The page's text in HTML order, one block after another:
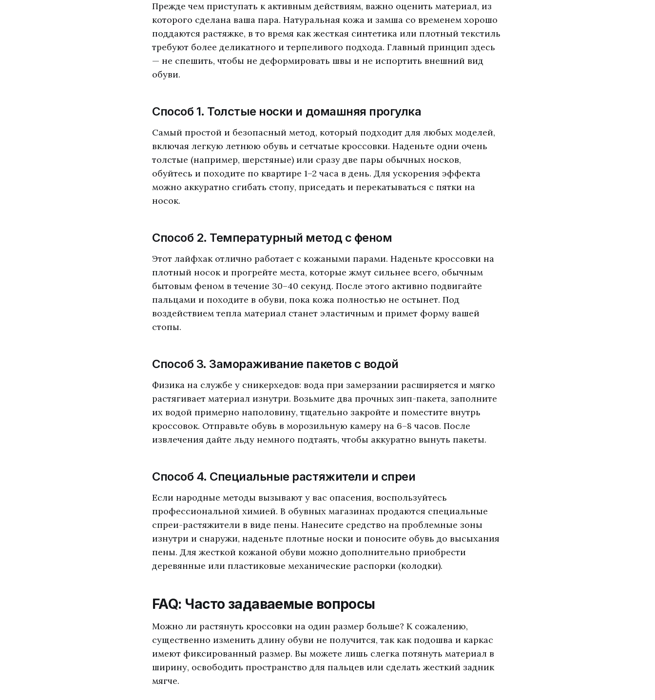
Прежде чем приступать к активным действиям, важно оценить материал, из
которого сделана ваша пара. Натуральная кожа и замша со временем хорошо
поддаются растяжке, в то время как жесткая синтетика или плотный текстиль
требуют более деликатного и терпеливого подхода. Главный принцип здесь
— не спешить, чтобы не деформировать швы и не испортить внешний вид
обуви.
Способ 1. Толстые носки и домашняя прогулка
Самый простой и безопасный метод, который подходит для любых моделей,
включая легкую летнюю обувь и сетчатые кроссовки. Наденьте одни очень
толстые (например, шерстяные) или сразу две пары обычных носков,
обуйтесь и походите по квартире 1–2 часа в день. Для ускорения эффекта
можно аккуратно сгибать стопу, приседать и перекатываться с пятки на
носок.
Способ 2. Температурный метод с феном
Этот лайфхак отлично работает с кожаными парами. Наденьте кроссовки на
плотный носок и прогрейте места, которые жмут сильнее всего, обычным
бытовым феном в течение 30–40 секунд. После этого активно подвигайте
пальцами и походите в обуви, пока кожа полностью не остынет. Под
воздействием тепла материал станет эластичным и примет форму вашей
стопы.
Способ 3. Замораживание пакетов с водой
Физика на службе у сникерхедов: вода при замерзании расширяется и мягко
растягивает материал изнутри. Возьмите два прочных зип-пакета, заполните
их водой примерно наполовину, тщательно закройте и поместите внутрь
кроссовок. Отправьте обувь в морозильную камеру на 6–8 часов. После
извлечения дайте льду немного подтаять, чтобы аккуратно вынуть пакеты.
Способ 4. Специальные растяжители и спреи
Если народные методы вызывают у вас опасения, воспользуйтесь
профессиональной химией. В обувных магазинах продаются специальные
спреи-растяжители в виде пены. Нанесите средство на проблемные зоны
изнутри и снаружи, наденьте плотные носки и поносите обувь до высыхания
пены. Для жесткой кожаной обуви можно дополнительно приобрести
деревянные или пластиковые механические распорки (колодки).
FAQ: Часто задаваемые вопросы
Можно ли растянуть кроссовки на один размер больше? К сожалению,
существенно изменить длину обуви не получится, так как подошва и каркас
имеют фиксированный размер. Вы можете лишь слегка потянуть материал в
ширину, освободить пространство для пальцев или сделать жесткий задник
мягче.